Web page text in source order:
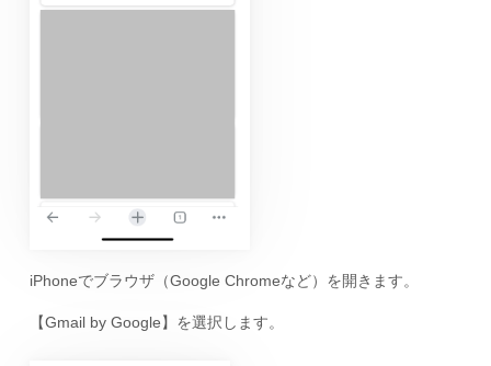
iPhoneでブラウザ（Google Chromeなど）を開きます。
【Gmail by Google】を選択します。